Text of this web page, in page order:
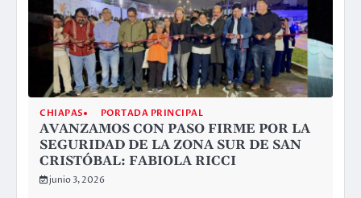
CHIAPAS PORTADA PRINCIPAL
AVANZAMOS CON PASO FIRME POR LA
SEGURIDAD DE LA ZONA SUR DE SAN
CRISTÓBAL: FABIOLA RICCI
junio 3, 2026